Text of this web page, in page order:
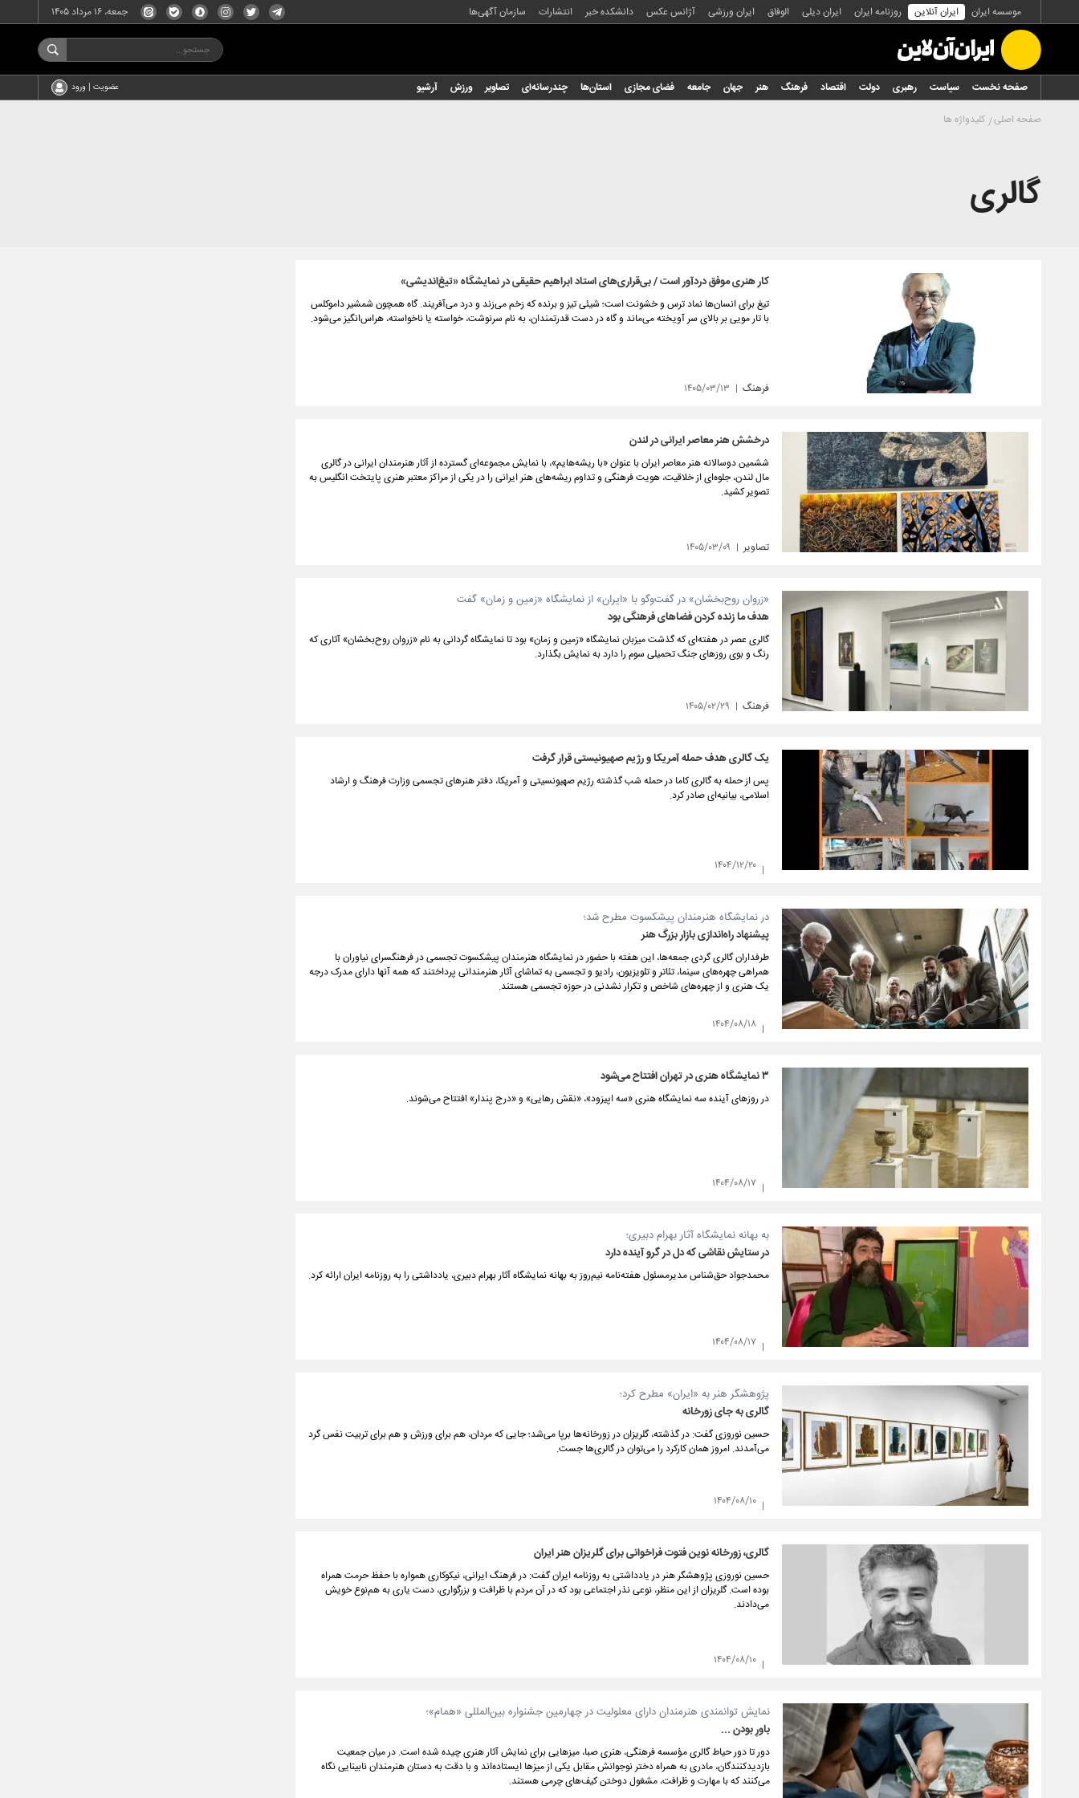
موسسه ایران ایران آنلاین روزنامه ایران ایران دیلی الوفاق ایران ورزشی آژانس عکس دانشکده خبر انتشارات سازمان آگهی‌ها جمعه، ۱۶ مرداد ۱۴۰۵
صفحه نخست سیاست رهبری دولت اقتصاد فرهنگ هنر جهان جامعه فضای مجازی استان‌ها چندرسانه‌ای تصاویر ورزش آرشیو عضویت | ورود
صفحه اصلی کلیدواژه ها
گالری
کار هنری موفق دردآور است / بی‌قراری‌های استاد ابراهیم حقیقی در نمایشگاه «تیغ‌اندیشی»
تیغ برای انسان‌ها نماد ترس و خشونت است؛ شیئی تیز و برنده که زخم می‌زند و درد می‌آفریند. گاه همچون شمشیر داموکلس
با تار مویی بر بالای سر آویخته می‌ماند و گاه در دست قدرتمندان، به نام سرنوشت، خواسته یا ناخواسته، هراس‌انگیز می‌شود.
فرهنگ ۱۴۰۵/۰۳/۱۳
درخشش هنر معاصر ایرانی در لندن
ششمین دوسالانه هنر معاصر ایران با عنوان «با ریشه‌هایم»، با نمایش مجموعه‌ای گسترده از آثار هنرمندان ایرانی در گالری
مال لندن، جلوه‌ای از خلاقیت، هویت فرهنگی و تداوم ریشه‌های هنر ایرانی را در یکی از مراکز معتبر هنری پایتخت انگلیس به
تصویر کشید.
تصاویر ۱۴۰۵/۰۳/۰۹
«زروان روح‌بخشان» در گفت‌و‌گو با «ایران» از نمایشگاه «زمین و زمان» گفت
هدف ما زنده کردن فضاهای فرهنگی بود
گالری عصر در هفته‌ای که گذشت میزبان نمایشگاه «زمین و زمان» بود تا نمایشگاه گردانی به نام «زروان روح‌بخشان» آثاری که
رنگ و بوی روزهای جنگ تحمیلی سوم را دارد به نمایش بگذارد.
فرهنگ ۱۴۰۵/۰۲/۲۹
یک گالری هدف حمله آمریکا و رژیم صهیونیستی قرار گرفت
پس از حمله به گالری کاما در حمله شب گذشته رژیم صهیونسیتی و آمریکا، دفتر هنرهای تجسمی وزارت فرهنگ و ارشاد
اسلامی، بیانیه‌ای صادر کرد.
۱۴۰۴/۱۲/۲۰
در نمایشگاه هنرمندان پیشکسوت مطرح شد؛
پیشنهاد راه‌اندازی بازار بزرگ هنر
طرفداران گالری گردی جمعه‌ها، این هفته با حضور در نمایشگاه هنرمندان پیشکسوت تجسمی در فرهنگسرای نیاوران با
همراهی چهره‌های سینما، تئاتر و تلویزیون، رادیو و تجسمی به تماشای آثار هنرمندانی پرداختند که همه آنها دارای مدرک درجه
یک هنری و از چهره‌های شاخص و تکرار نشدنی در حوزه تجسمی هستند.
۱۴۰۴/۰۸/۱۸
۳ نمایشگاه هنری در تهران افتتاح می‌شود
در روزهای آینده سه نمایشگاه هنری «سه اپیزود»، «نقش رهایی» و «درج پندار» افتتاح می‌شوند.
۱۴۰۴/۰۸/۱۷
به بهانه نمایشگاه آثار بهرام دبیری؛
در ستایش نقاشی که دل در گرو آینده دارد
محمدجواد حق‌شناس مدیرمسئول هفته‌نامه نیم‌روز به بهانه نمایشگاه آثار بهرام دبیری، یادداشتی را به روزنامه ایران ارائه کرد.
۱۴۰۴/۰۸/۱۷
پژوهشگر هنر به «ایران» مطرح کرد؛
گالری به جای زورخانه
حسین نوروزی گفت: در گذشته، گلریزان در زورخانه‌ها برپا می‌شد؛ جایی که مردان، هم برای ورزش و هم برای تربیت نفس گرد
می‌آمدند. امروز همان کارکرد را می‌توان در گالری‌ها جست.
۱۴۰۴/۰۸/۱۰
گالری، زورخانه نوین فتوت فراخوانی برای گلریزان هنر ایران
حسین نوروزی پژوهشگر هنر در یادداشتی به روزنامه ایران گفت: در فرهنگ ایرانی، نیکوکاری همواره با حفظ حرمت همراه
بوده است. گلریزان از این منظر، نوعی نذر اجتماعی بود که در آن مردم با ظرافت و بزرگواری، دست یاری به هم‌نوع خویش
می‌دادند.
۱۴۰۴/۰۸/۱۰
نمایش توانمندی هنرمندان دارای معلولیت در چهارمین جشنواره بین‌المللی «همام»؛
باورِ بودن ...
دور تا دور حیاط گالری مؤسسه فرهنگی، هنری صبا، میزهایی برای نمایش آثار هنری چیده شده‌ است. در میان جمعیت
بازدیدکنندگان، مادری به ‌همراه دختر نوجوانش مقابل یکی از میزها ایستاده‌اند و با دقت به دستان هنرمندان نابینایی نگاه
می‌کنند که با مهارت و ظرافت، مشغول دوختن کیف‌های چرمی هستند.